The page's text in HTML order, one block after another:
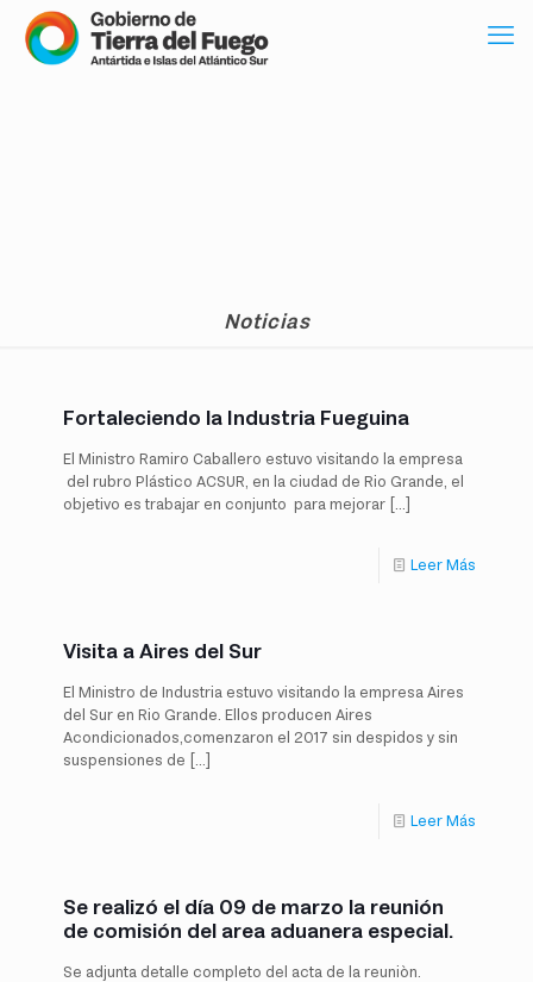
Noticias
Fortaleciendo la Industria Fueguina
El Ministro Ramiro Caballero estuvo visitando la empresa
del rubro Plástico ACSUR, en la ciudad de Rio Grande, el
objetivo es trabajar en conjunto para mejorar […]
Leer Más
Visita a Aires del Sur
El Ministro de Industria estuvo visitando la empresa Aires
del Sur en Rio Grande. Ellos producen Aires
Acondicionados,comenzaron el 2017 sin despidos y sin
suspensiones de […]
Leer Más
Se realizó el día 09 de marzo la reunión
de comisión del area aduanera especial.
Se adjunta detalle completo del acta de la reuniòn.